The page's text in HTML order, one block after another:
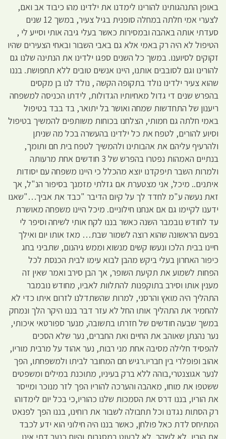
באופן התנהגותינו להורינו לימדנו את ילדינו מהו כיבוד אב ואם,
לצערי אמי חלתה במחלה סופנית בגיל צעיר, במשך 12 שנים
סעדתי אותה באהבה ובמסירות כאשר בעלי גיבה אותי וסייע לי ,
הטיפול לא היה רק באמי אלא גם באבי השבור ובאחי הצעירים שהיו
זקוקים לסיוענו. במשך כל השנים ספגו ילדינו את הנתינה שלנו גם
להורינו וגם לסובבים אותנו, היינו אנשים טובים ללא תחפושת. בננו
שהוא צעיר ילדינו נולד בתקופה הקשה , נולד לנו בן מקסים
בהפרש שנים די גדול מאחיותיו הגדולות, לידתו הכניסה למשפחה
ריענון של התחדשות שמחה ואושר בל יתואר, בד בבד בטיפול
באמי חלתה גם חמותי, הצלחנו בכוחות משותפים להמשיך בטיפול
וסיוע להורים, לטפח את כל ילדינו בהעשרה בכל מה שניתן
ולהרעיף עליהם את אהבותינו ולהמשיך לטפח בית חם ותומך,
בנתיים האמהות נפטרו בהפרש של 3 חודשים אחת מרעותה
ולמרות השבר תיפקדנו יוצא מהכלל כי היינו משפחה עם יסודות
איתנים.. מיכל, אני מצטערת אם גזלתי מזמנך בסיפור הנ"ל, אך
זאת נעשה ע"מ לחדד לך על קיום הדיבר "כבד את אביך…"שאנו
ידענו לקיימו גם אם אנחנו חילוניים. מיכל היינו משפחה מאושרת
עד לחודש נובמבר השנה כאשר בננו לקח אותי לשיחה וסיפר לי
בפעם הראשונה שהוא רוצה לשמור שבת… מאז אותו יום ואילך
חיינו בבית הלכו ונעשו קשים מנשוא וממש גיהנום, שתביני בחג
כיפור האחרון בעלי ביקש מהבן לבוא עימו לבית הכנסת לכל
הפחות לשמוע את תקיעת השופר, אך הבן סירב ואמר שאין זה
מענין אותו וסירב בתוקפנות להתלוות לאביו, מחודש נובמבר
התהליך היה מואץ והרסני, למרות שהשתדלנו לזרום איתו כדי לא
להחמיר את התהליך אותו החל לא עזר דבר בננו היקר הלך ונמחק
במשך שבעה חודשים של חזרתו בתשובה, מנער ספורטאי איכותי,
נער נהנתן שאוהב את החיים ואת החברים, נער שלא הסכים
להפסיד חלילה מסיבה אחת מני רבות, נער אהוד על מרבית מוריו,
אהוב ופופלרי בין חבריו.רגיש חם המחובר לביתו ולמשפחתו, הפך
לנער אגוצנטרי,בוהה ללא ברק בעיניו, מתוכנת במילים ומשפטים
ששטפו את מוחו, מאהבה והערכה להוריו הפך לזר מנוכר ומייסר
את הוריו, בננו דרס את הסמכות שלנו כהוריו,כי בכל יום לימדוהו
רק הסתות נגדנו וכל תחבולה לשבור את רוחינו, בננו הפך לפנאט
המתיחס לדת כאל פולחן, כאשר בננו היה חילוני הוא ידע לכבד